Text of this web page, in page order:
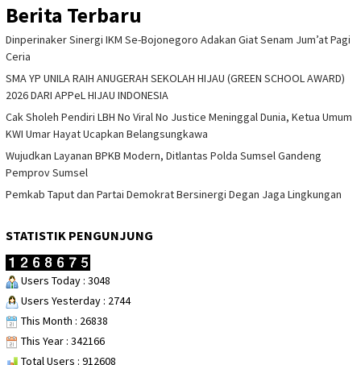
Berita Terbaru
Dinperinaker Sinergi IKM Se-Bojonegoro Adakan Giat Senam Jum’at Pagi
Ceria
SMA YP UNILA RAIH ANUGERAH SEKOLAH HIJAU (GREEN SCHOOL AWARD)
2026 DARI APPeL HIJAU INDONESIA
Cak Sholeh Pendiri LBH No Viral No Justice Meninggal Dunia, Ketua Umum
KWI Umar Hayat Ucapkan Belangsungkawa
Wujudkan Layanan BPKB Modern, Ditlantas Polda Sumsel Gandeng
Pemprov Sumsel
Pemkab Taput dan Partai Demokrat Bersinergi Degan Jaga Lingkungan
STATISTIK PENGUNJUNG
Users Today : 3048
Users Yesterday : 2744
This Month : 26838
This Year : 342166
Total Users : 912608